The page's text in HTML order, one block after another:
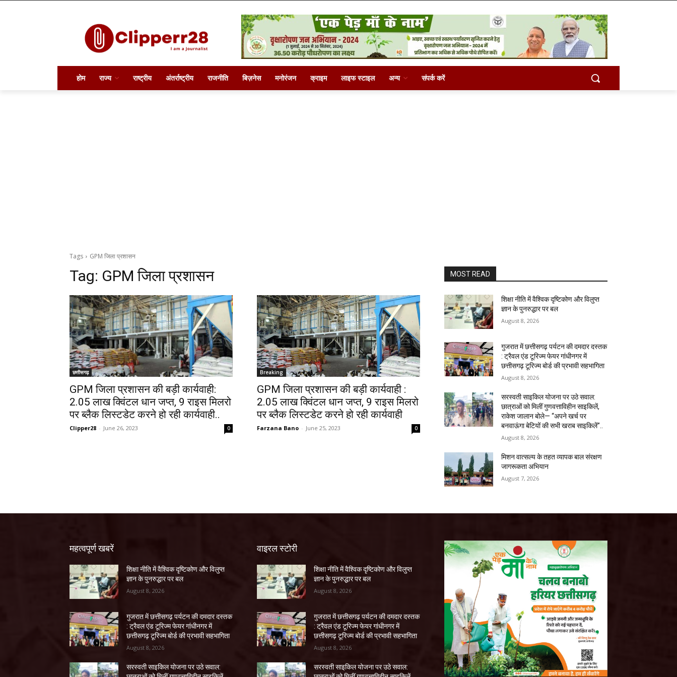
होम राज्य राष्ट्रीय अंतर्राष्ट्रीय राजनीति बिज़नेस मनोरंजन क्राइम लाइफ स्टाइल अन्य संपर्क करें
Tags GPM जिला प्रशासन
Tag: GPM जिला प्रशासन
छत्तीसगढ़
GPM जिला प्रशासन की बड़ी कार्यवाही:
2.05 लाख क्विंटल धान जप्त, 9 राइस मिलरो
पर ब्लैक लिस्टडेट करने हो रही कार्यवाही..
Clipper28 - June 26, 2023 0
Breaking
GPM जिला प्रशासन की बड़ी कार्यवाही :
2.05 लाख क्विंटल धान जप्त, 9 राइस मिलरो
पर ब्लैक लिस्टडेट करने हो रही कार्यवाही
Farzana Bano - June 25, 2023 0
MOST READ
शिक्षा नीति में वैश्विक दृष्टिकोण और विलुप्त
ज्ञान के पुनरुद्धार पर बल
August 8, 2026
गुजरात में छत्तीसगढ़ पर्यटन की दमदार दस्तक
: ट्रैवल एंड टूरिज्म फेयर गांधीनगर में
छत्तीसगढ़ टूरिज्म बोर्ड की प्रभावी सहभागिता
August 8, 2026
सरस्वती साइकिल योजना पर उठे सवाल:
छात्राओं को मिलीं गुणवत्ताविहीन साइकिलें,
राकेश जालान बोले— “अपने खर्च पर
बनवाऊंगा बेटियों की सभी खराब साइकिलें”..
August 8, 2026
मिशन वात्सल्य के तहत व्यापक बाल संरक्षण
जागरूकता अभियान
August 7, 2026
महत्वपूर्ण खबरें
शिक्षा नीति में वैश्विक दृष्टिकोण और विलुप्त
ज्ञान के पुनरुद्धार पर बल
August 8, 2026
गुजरात में छत्तीसगढ़ पर्यटन की दमदार दस्तक
: ट्रैवल एंड टूरिज्म फेयर गांधीनगर में
छत्तीसगढ़ टूरिज्म बोर्ड की प्रभावी सहभागिता
August 8, 2026
सरस्वती साइकिल योजना पर उठे सवाल:
वाइरल स्टोरी
शिक्षा नीति में वैश्विक दृष्टिकोण और विलुप्त
ज्ञान के पुनरुद्धार पर बल
August 8, 2026
गुजरात में छत्तीसगढ़ पर्यटन की दमदार दस्तक
: ट्रैवल एंड टूरिज्म फेयर गांधीनगर में
छत्तीसगढ़ टूरिज्म बोर्ड की प्रभावी सहभागिता
August 8, 2026
सरस्वती साइकिल योजना पर उठे सवाल: